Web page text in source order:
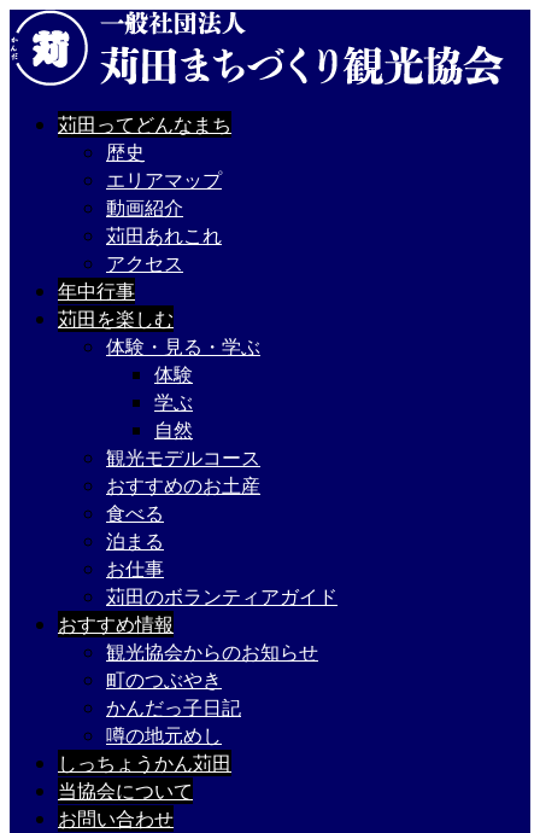
苅田ってどんなまち
歴史
エリアマップ
動画紹介
苅田あれこれ
アクセス
年中行事
苅田を楽しむ
体験・見る・学ぶ
体験
学ぶ
自然
観光モデルコース
おすすめのお土産
食べる
泊まる
お仕事
苅田のボランティアガイド
おすすめ情報
観光協会からのお知らせ
町のつぶやき
かんだっ子日記
噂の地元めし
しっちょうかん苅田
当協会について
お問い合わせ